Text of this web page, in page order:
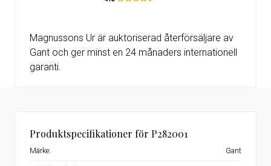
Magnussons Ur är auktoriserad återförsäljare av
Gant och ger minst en 24 månaders internationell
garanti.
Produktspecifikationer för P282001
Märke: Gant